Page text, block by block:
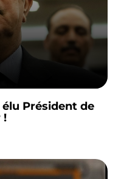
Président de
!